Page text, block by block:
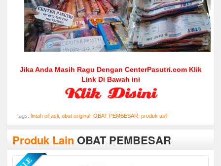
Jika Anda Masih Ragu Dengan CenterPasutri.com Klik
Link Di Bawah ini
tags: lintah oil asli obat original OBAT PEMBESAR produk asli
Produk Lain OBAT PEMBESAR